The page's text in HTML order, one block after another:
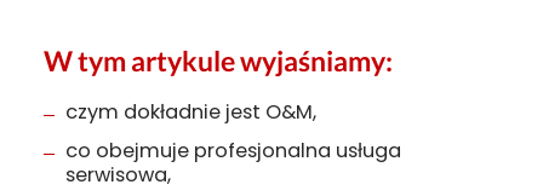
W tym artykule wyjaśniamy:
czym dokładnie jest O&M,
co obejmuje profesjonalna usługa
serwisowa,